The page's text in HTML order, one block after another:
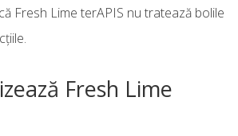
Fresh Lime terAPIS nu tratează bolile
Fresh Lime